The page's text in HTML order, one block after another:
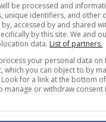
storia del Profeta,
guardate
cui dovrete battervi
vi lancerà le
porta in basso a
be processed and
unique identifiers, and other
accessed by and shared
by this site. We and
data. List of partners.
your personal data on
which you can object to by
for a link at the bottom
manage or withdraw consent